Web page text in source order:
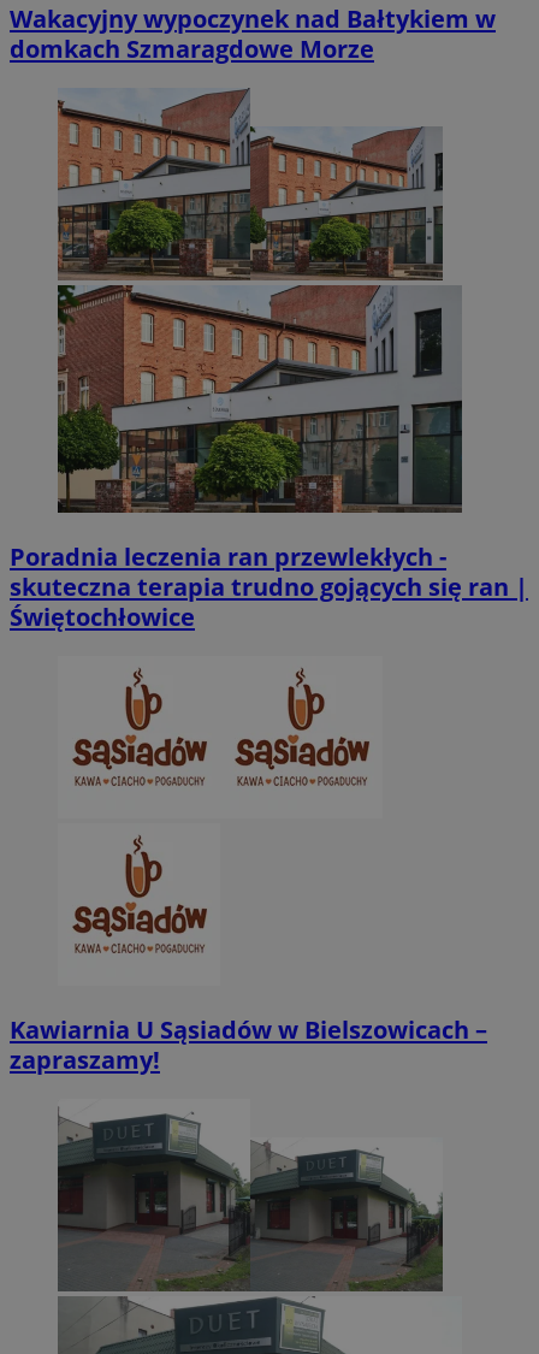
Wakacyjny wypoczynek nad Bałtykiem w
domkach Szmaragdowe Morze
Poradnia leczenia ran przewlekłych -
skuteczna terapia trudno gojących się ran |
Świętochłowice
Kawiarnia U Sąsiadów w Bielszowicach –
zapraszamy!